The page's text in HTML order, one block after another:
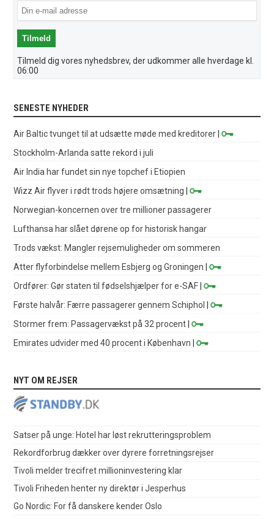
Tilmeld dig vores nyhedsbrev, der udkommer alle hverdage kl.
06:00
SENESTE NYHEDER
Air Baltic tvunget til at udsætte møde med kreditorer|
Stockholm-Arlanda satte rekord i juli
Air India har fundet sin nye topchef i Etiopien
Wizz Air flyver i rødt trods højere omsætning |
Norwegian-koncernen over tre millioner passagerer
Lufthansa har slået dørene op for historisk hangar
Trods vækst: Mangler rejsemuligheder om sommeren
Atter flyforbindelse mellem Esbjerg og Groningen |
Ordfører: Gør staten til fødselshjælper for e-SAF|
Første halvår: Færre passagerer gennem Schiphol |
Stormer frem: Passagervækst på 32 procent|
Emirates udvider med 40 procent i København |
NYT OM REJSER
Satser på unge: Hotel har løst rekrutteringsproblem
Rekordforbrug dækker over dyrere forretningsrejser
Tivoli melder trecifret millioninvestering klar
Tivoli Friheden henter ny direktør i Jesperhus
Go Nordic: For få danskere kender Oslo